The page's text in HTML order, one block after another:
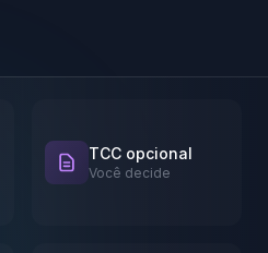
TCC opcional
Você decide